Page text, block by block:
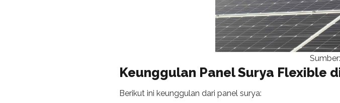
Keunggulan Panel Surya Flexible
Berikut ini keunggulan dari panel surya: